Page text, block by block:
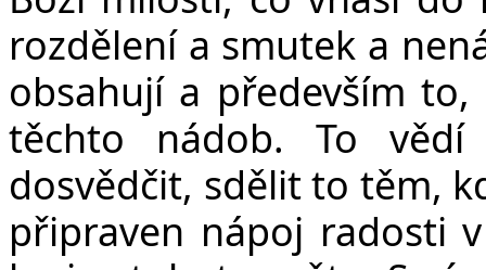
rozdělení a smutek a
obsahují a především
těchto nádob. To
dosvědčit, sdělit to těm,
připraven nápoj radosti